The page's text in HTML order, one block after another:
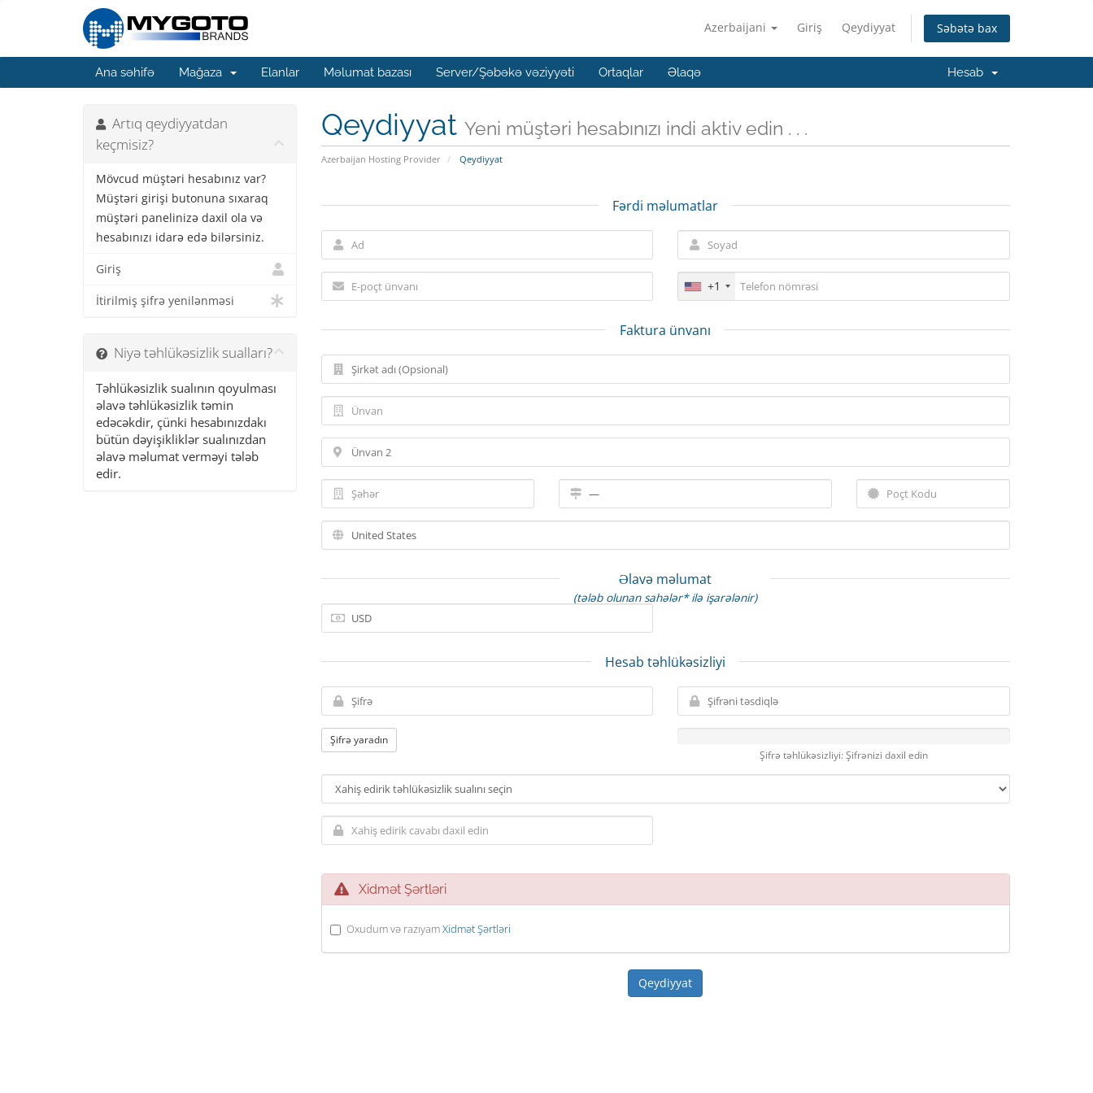
Azerbaijani Giriş Qeydiyyat Səbətə bax
Ana səhifə Mağaza Elanlar Məlumat bazası Server/Şəbəkə vəziyyəti Ortaqlar Əlaqə Hesab
Qeydiyyat Yeni müştəri hesabınızı indi aktiv edin . . .
Azerbaijan Hosting Provider Qeydiyyat
Artıq qeydiyyatdan
keçmisiz?
Mövcud müştəri hesabınız var?
Müştəri girişi butonuna sıxaraq
müştəri panelinizə daxil ola və
hesabınızı idarə edə bilərsiniz.
Giriş
İtirilmiş şifrə yenilənməsi
Fərdi məlumatlar
+1
Faktura ünvanı
Əlavə məlumat
(tələb olunan sahələr* ilə işarələnir)
Hesab təhlükəsizliyi
Şifrə yaradın
Şifrə təhlükəsizliyi: Şifrənizi daxil edin
Xidmət Şərtləri
Oxudum və razıyamXidmət Şərtləri
Niyə təhlükəsizlik sualları?
Təhlükəsizlik sualının qoyulması
əlavə təhlükəsizlik təmin
edəcəkdir, çünki hesabınızdakı
bütün dəyişikliklər sualınızdan
əlavə məlumat verməyi tələb
edir.